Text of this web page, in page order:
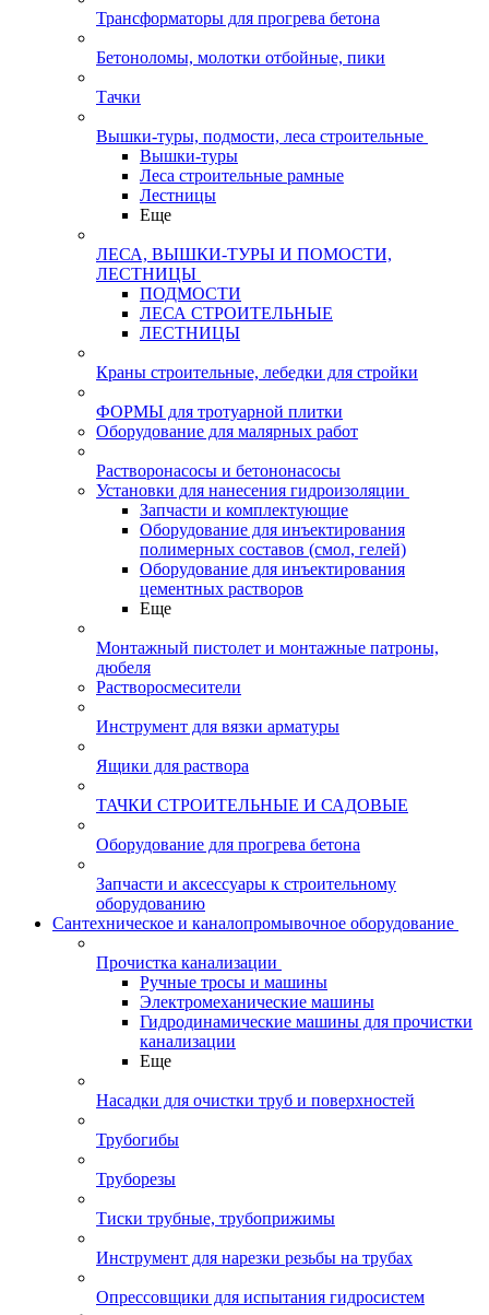
Трансформаторы для прогрева бетона
Бетоноломы, молотки отбойные, пики
Тачки
Вышки-туры, подмости, леса строительные
Вышки-туры
Леса строительные рамные
Лестницы
Еще
ЛЕСА, ВЫШКИ-ТУРЫ И ПОМОСТИ,
ЛЕСТНИЦЫ
ПОДМОСТИ
ЛЕСА СТРОИТЕЛЬНЫЕ
ЛЕСТНИЦЫ
Краны строительные, лебедки для стройки
ФОРМЫ для тротуарной плитки
Оборудование для малярных работ
Растворонасосы и бетононасосы
Установки для нанесения гидроизоляции
Запчасти и комплектующие
Оборудование для инъектирования
полимерных составов (смол, гелей)
Оборудование для инъектирования
цементных растворов
Еще
Монтажный пистолет и монтажные патроны,
дюбеля
Растворосмесители
Инструмент для вязки арматуры
Ящики для раствора
ТАЧКИ СТРОИТЕЛЬНЫЕ И САДОВЫЕ
Оборудование для прогрева бетона
Запчасти и аксессуары к строительному
оборудованию
Сантехническое и каналопромывочное оборудование
Прочистка канализации
Ручные тросы и машины
Электромеханические машины
Гидродинамические машины для прочистки
канализации
Еще
Насадки для очистки труб и поверхностей
Трубогибы
Труборезы
Тиски трубные, трубоприжимы
Инструмент для нарезки резьбы на трубах
Опрессовщики для испытания гидросистем